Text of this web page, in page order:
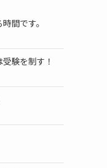
間です。
験を制す！